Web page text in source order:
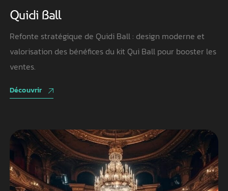
Quidi Ball
Refonte stratégique de Quidi Ball : design moderne et
valorisation des bénéfices du kit Qui Ball pour booster les
ventes.
Découvrir